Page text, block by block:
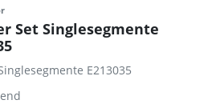
Set Singlesegmente
E213035